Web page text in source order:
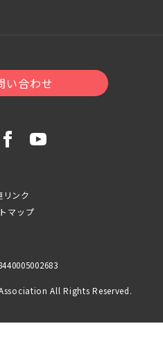
い合わせ
リンク
マップ
All Rights Reserved.